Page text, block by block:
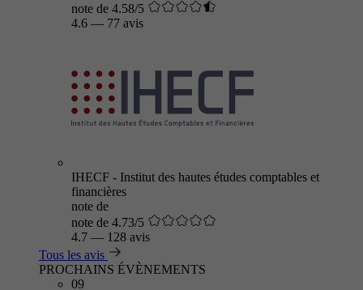
note de 4.58/5
4.6 — 77 avis
IHECF - Institut des hautes études comptables et
financières
note de
note de 4.73/5
4.7 — 128 avis
Tous les avis
PROCHAINS ÉVÈNEMENTS
09